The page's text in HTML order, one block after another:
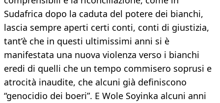
Sudafrica dopo la caduta del potere dei bianchi,
lascia sempre aperti certi conti, conti di giustizia,
tant’è che in questi ultimissimi anni si è
manifestata una nuova violenza verso i bianchi
eredi di quelli che un tempo commisero soprusi e
atrocità inaudite, che alcuni già definiscono
“genocidio dei boeri”. E Wole Soyinka alcuni anni